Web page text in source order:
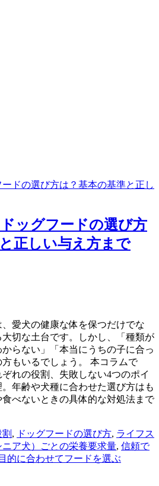
ドの選び方は？基本の基準と正し
ッグフードの選び方
正しい与え方まで
愛犬の健康な体を保つだけでな
切な土台です。しかし、「種類が
らない」「本当にうちの子に合っ
もいるでしょう。 本コラムで
れの役割、失敗しない4つのポイ
年齢や犬種に合わせた選び方はも
べないときの具体的な対処法まで
, ドッグフードの選び方, ライフス
ア犬）ごとの栄養要求量, 信頼で
目的に合わせてフードを選ぶ